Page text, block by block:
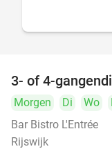
3- of 4-
Morgen Di Wo
Bar Bistro L'Entrée
Rijswijk